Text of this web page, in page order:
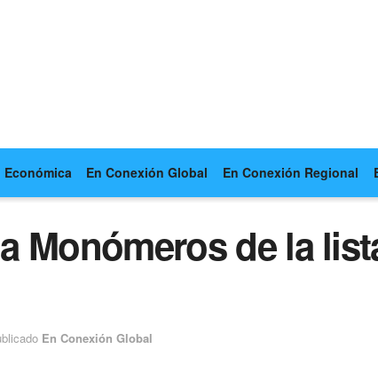
Económica En Conexión Global En Conexión Regional
Monómeros de la
En Conexión Global